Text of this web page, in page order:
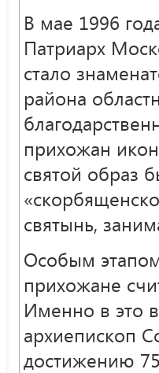
В мае 1996
Патриарх
стало
района
прихожан
святой образ
святынь,
Особым
прихожане
Именно в это
архиепископ
достижению